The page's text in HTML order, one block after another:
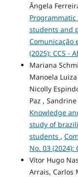
Ângela
students and
Comunicação
(2025): CCS -
Mariana
Manoela
Nicolly
Paz ,
Knowledge
study of
students ,
No. 03 (2024):
Vítor Hugo
Arrais, Carlos